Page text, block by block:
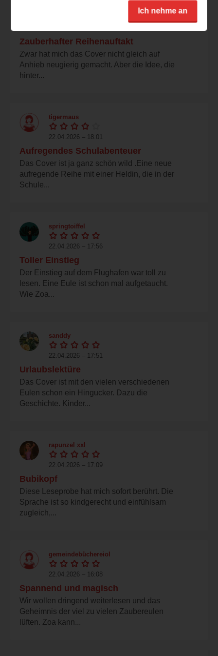
Zauberhafter Reihenauftakt
Zwar hat mich das Cover nicht gleich auf
Anhieb neugierig gemacht. Aber die Idee, die
hinter...
tigermaus
22.04.2026 – 18:01
Aufregendes Schulabenteuer
Das Cover ist ja ganz schön wild .Eine neue
aufregende Reihe mit einer Heldin, die in der
Schule...
springtoiffel
22.04.2026 – 17:56
Toller Einstieg
Der Einstieg auf dem Flughafen war toll zu
lesen. Eine Eule ist schon mal aufgetaucht.
Wie Zoa...
sanddy
22.04.2026 – 17:51
Urlaubslektüre
Das Cover ist mit den vielen verschiedenen
Eulen schon ein Hingucker. Dazu die
Geschichte. Kinder...
rapunzel xxl
22.04.2026 – 17:09
Bubikopf
Diese Leseprobe hat mich sofort berührt. Die
Sprache ist so kindgerecht und einfühlsam
zugleich,...
gemeindebüchereiol
22.04.2026 – 16:08
Spannend und magisch
Wir wollen dringend weiterlesen und das
Geheimnis der viel zu vielen Zaubereulen
lüften. Zoa kann...
Ich nehme an